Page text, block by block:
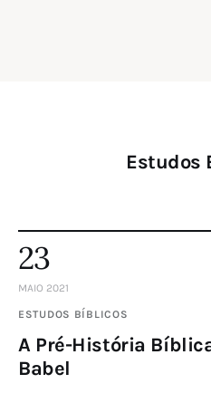
Estudos
23
MAIO 2021
ESTUDOS BÍBLICOS
A Pré-História
Babel